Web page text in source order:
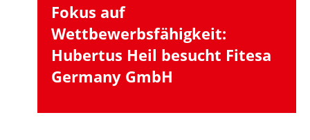
Fokus auf
Wettbewerbsfähigkeit:
Hubertus Heil besucht Fitesa
Germany GmbH